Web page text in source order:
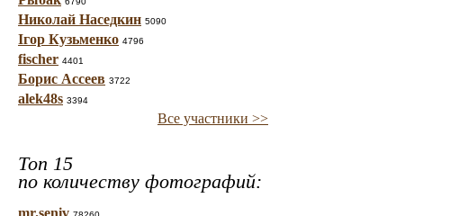
Николай Наседкин 5090
Ігор Кузьменко 4796
fischer 4401
Борис Ассеев 3722
alek48s 3394
Все участники >>
Топ 15
по количеству фотографий:
mr.seniv